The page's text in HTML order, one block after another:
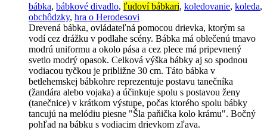
bábka, bábkové divadlo, ľudoví bábkari, koledovanie, koleda,
obchôdzky, hra o Herodesovi
Drevená bábka, ovládateľná pomocou drievka, ktorým sa
vodí cez drážku v podlahe scény. Bábka má oblečenú tmavo
modrú uniformu a okolo pása a cez plece má pripevnený
svetlo modrý opasok. Celková výška bábky aj so spodnou
vodiacou tyčkou je približne 30 cm. Táto bábka v
betlehemskej bábkohre reprezentuje postavu tanečníka
(žandára alebo vojaka) a účinkuje spolu s postavou ženy
(tanečnice) v krátkom výstupe, počas ktorého spolu bábky
tancujú na melódiu piesne "Šla paňička kolo krámu". Bočný
pohľad na bábku s vodiacim drievkom zľava.